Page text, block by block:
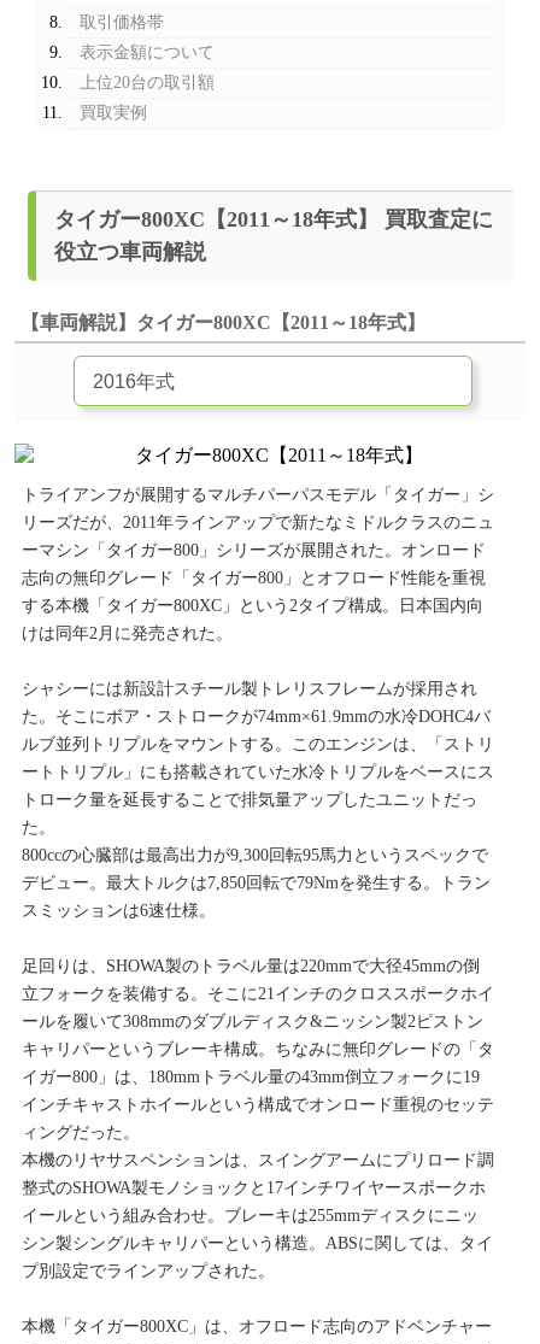
取引価格帯
表示金額について
上位20台の取引額
買取実例
タイガー800XC【2011～18年式】 買取査定に
役立つ車両解説
【車両解説】タイガー800XC【2011～18年式】
トライアンフが展開するマルチパーパスモデル「タイガー」シ
リーズだが、2011年ラインアップで新たなミドルクラスのニュ
ーマシン「タイガー800」シリーズが展開された。オンロード
志向の無印グレード「タイガー800」とオフロード性能を重視
する本機「タイガー800XC」という2タイプ構成。日本国内向
けは同年2月に発売された。
シャシーには新設計スチール製トレリスフレームが採用され
た。そこにボア・ストロークが74mm×61.9mmの水冷DOHC4バ
ルブ並列トリプルをマウントする。このエンジンは、「ストリ
ートトリプル」にも搭載されていた水冷トリプルをベースにス
トローク量を延長することで排気量アップしたユニットだっ
た。
800ccの心臓部は最高出力が9,300回転95馬力というスペックで
デビュー。最大トルクは7,850回転で79Nmを発生する。トラン
スミッションは6速仕様。
足回りは、SHOWA製のトラベル量は220mmで大径45mmの倒
立フォークを装備する。そこに21インチのクロススポークホイ
ールを履いて308mmのダブルディスク&ニッシン製2ピストン
キャリパーというブレーキ構成。ちなみに無印グレードの「タ
イガー800」は、180mmトラベル量の43mm倒立フォークに19
インチキャストホイールという構成でオンロード重視のセッテ
ィングだった。
本機のリヤサスペンションは、スイングアームにプリロード調
整式のSHOWA製モノショックと17インチワイヤースポークホ
イールという組み合わせ。ブレーキは255mmディスクにニッ
シン製シングルキャリパーという構造。ABSに関しては、タイ
プ別設定でラインアップされた。
本機「タイガー800XC」は、オフロード志向のアドベンチャー